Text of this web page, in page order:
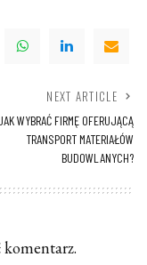
NEXT ARTICLE
WYBRAĆ FIRMĘ OFERUJĄCĄ
TRANSPORT MATERIAŁÓW
BUDOWLANYCH?